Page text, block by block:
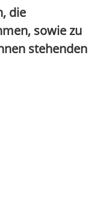
die
sowie zu
stehenden